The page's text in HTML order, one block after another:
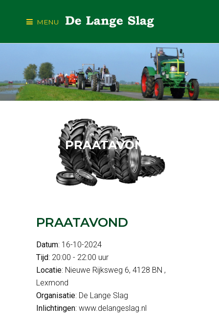
MENU
PRAATAVOND
PRAATAVOND
Datum: 16-10-2024
Tijd: 20:00 - 22:00 uur
Locatie: Nieuwe Rijksweg 6, 4128 BN ,
Lexmond
Organisatie: De Lange Slag
Inlichtingen: www.delangeslag.nl